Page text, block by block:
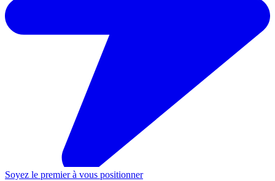
Soyez le premier à vous positionner